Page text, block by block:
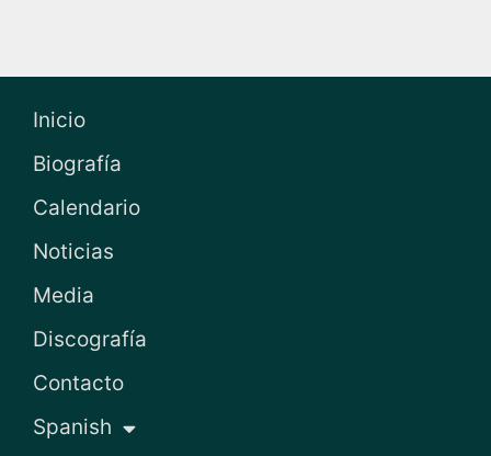
Inicio
Biografía
Calendario
Noticias
Media
Discografía
Contacto
Spanish